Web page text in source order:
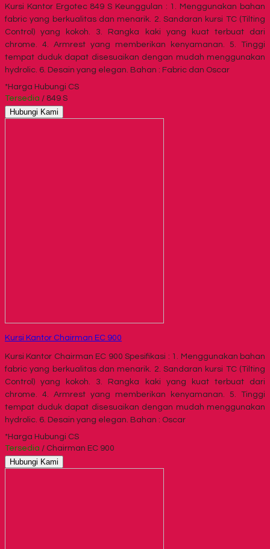
Kursi Kantor Ergotec 849 S Keunggulan : 1. Menggunakan bahan
fabric yang berkualitas dan menarik. 2. Sandaran kursi TC (Tilting
Control) yang kokoh. 3. Rangka kaki yang kuat terbuat dari
chrome. 4. Armrest yang memberikan kenyamanan. 5. Tinggi
tempat duduk dapat disesuaikan dengan mudah menggunakan
hydrolic. 6. Desain yang elegan. Bahan : Fabric dan Oscar
*Harga Hubungi CS
Tersedia / 849 S
Hubungi Kami
Kursi Kantor Chairman EC 900
Kursi Kantor Chairman EC 900 Spesifikasi : 1. Menggunakan bahan
fabric yang berkualitas dan menarik. 2. Sandaran kursi TC (Tilting
Control) yang kokoh. 3. Rangka kaki yang kuat terbuat dari
chrome. 4. Armrest yang memberikan kenyamanan. 5. Tinggi
tempat duduk dapat disesuaikan dengan mudah menggunakan
hydrolic. 6. Desain yang elegan. Bahan : Oscar
*Harga Hubungi CS
Tersedia / Chairman EC 900
Hubungi Kami